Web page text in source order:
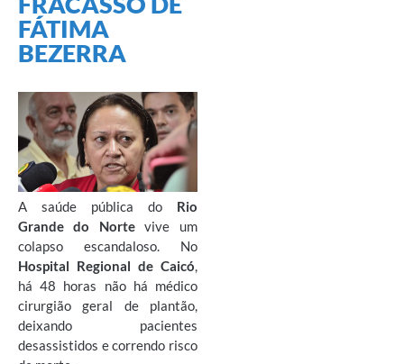
FÁTIMA
BEZERRA
A saúde pública do Rio
Grande do Nortevive um
colapso escandaloso. No
Hospital Regional de Caicó,
há 48 horas não há médico
cirurgião geral de plantão,
deixando pacientes
desassistidos e correndo risco